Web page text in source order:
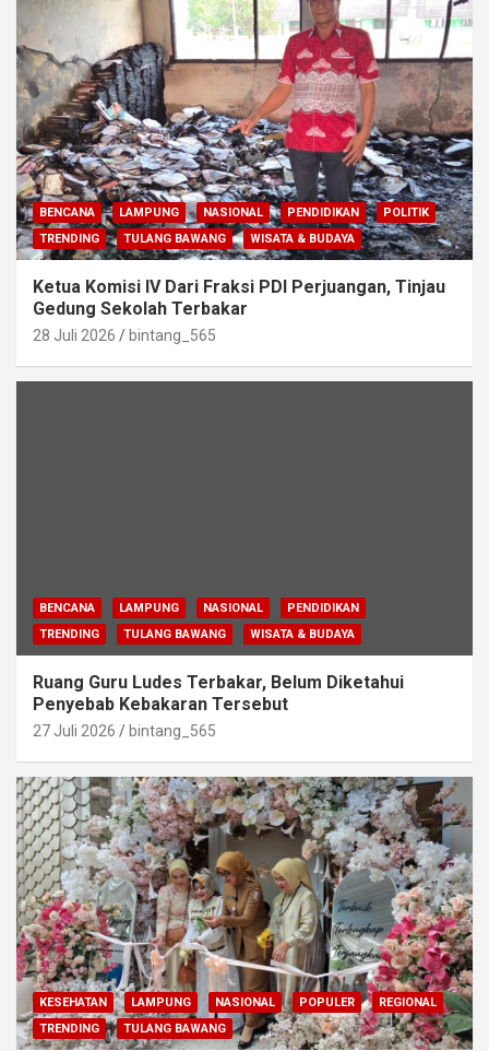
BENCANA LAMPUNG NASIONAL PENDIDIKAN
POLITIK
TRENDING
TULANG BAWANG WISATA & BUDAYA
Ketua Komisi IV Dari Fraksi PDI Perjuangan, Tinjau
Gedung Sekolah Terbakar
28 Juli 2026 bintang_565
BENCANA LAMPUNG NASIONAL
PENDIDIKAN
TRENDING
TULANG BAWANG WISATA & BUDAYA
Ruang Guru Ludes Terbakar, Belum Diketahui
Penyebab Kebakaran Tersebut
27 Juli 2026 bintang_565
KESEHATAN LAMPUNG NASIONAL POPULER
REGIONAL
TRENDING
TULANG BAWANG